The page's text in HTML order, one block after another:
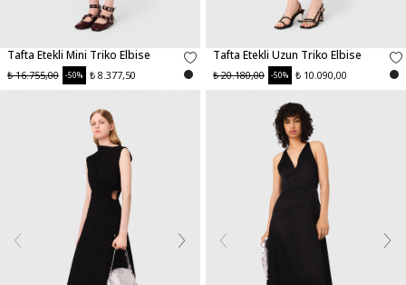
Tafta Etekli Mini Triko Elbise
₺ 16.755,00 -50% ₺ 8.377,50
Tafta Etekli Uzun Triko Elbise
₺ 20.180,00 -50% ₺ 10.090,00